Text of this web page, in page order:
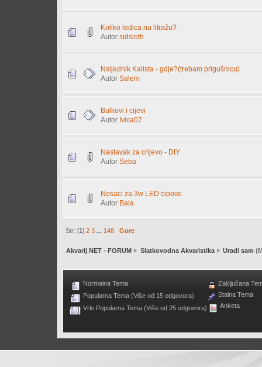
Koliko ledica na litražu?
Autor sidsloth
Nsljednik Kalista - gdje?(trebam prigušnicu)
Autor Salem
Bulkovi i cijevi
Autor Ivica07
Nastavak za crijevo - DIY
Autor Seba
Nosaci za 3w LED cipove
Autor Baia
Str: [1]2 3 ... 148 Gore
Akvarij NET - FORUM » Slatkovodna Akvaristika» Uradi sam
Normalna Tema
Popularna Tema (Više od 15 odgovora)
Vrlo Popularna Tema (Više od 25 odgovora)
Zaključana
Stalna Tema
Anketa